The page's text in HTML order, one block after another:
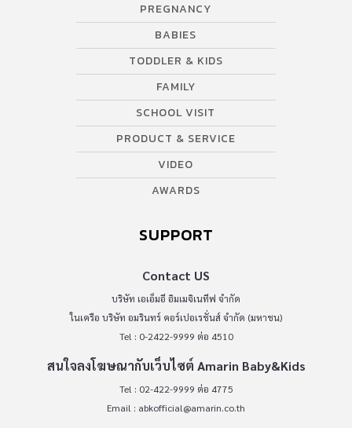
PREGNANCY
BABIES
TODDLER & KIDS
FAMILY
SCHOOL VISIT
PRODUCT & SERVICE
VIDEO
AWARDS
SUPPORT
Contact US
บริษัท เอเอ็มอี อิมเมจิเนทีฟ จำกัด
ในเครือ บริษัท อมรินทร์ คอร์เปอเรชั่นส์ จำกัด (มหาชน)
Tel : 0-2422-9999 ต่อ 4510
สนใจลงโฆษณากับเว็บไซต์ Amarin Baby&Kids
Tel : 02-422-9999 ต่อ 4775
Email : abkofficial@amarin.co.th